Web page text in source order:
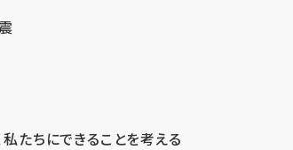
たちにできることを考える